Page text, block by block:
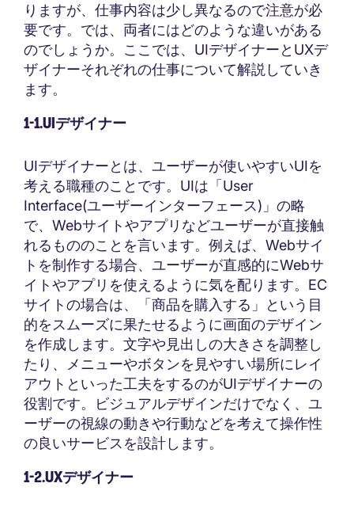
りますが、仕事内容は少し異なるので注意が必
要です。では、両者にはどのような違いがある
のでしょうか。ここでは、UIデザイナーとUXデ
ザイナーそれぞれの仕事について解説していき
ます。
1-1.UIデザイナー
UIデザイナーとは、ユーザーが使いやすいUIを
考える職種のことです。UIは「User
Interface(ユーザーインターフェース)」の略
で、Webサイトやアプリなどユーザーが直接触
れるもののことを言います。例えば、Webサイ
トを制作する場合、ユーザーが直感的にWebサ
イトやアプリを使えるように気を配ります。EC
サイトの場合は、「商品を購入する」という目
的をスムーズに果たせるように画面のデザイン
を作成します。文字や見出しの大きさを調整し
たり、メニューやボタンを見やすい場所にレイ
アウトといった工夫をするのがUIデザイナーの
役割です。ビジュアルデザインだけでなく、ユ
ーザーの視線の動きや行動などを考えて操作性
の良いサービスを設計します。
1-2.UXデザイナー